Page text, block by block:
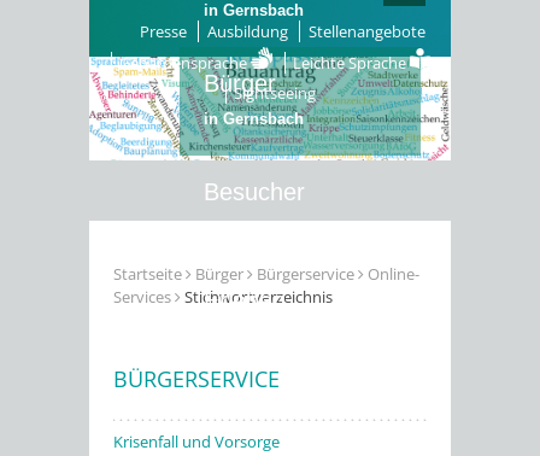
Presse Ausbildung
Stellenangebote
Gebärdensprache
Leichte Sprache
Sightseeing
in Gernsbach
Bürger
in Gernsbach
Besucher
Erleben
Startseite Bürger Bürgerservice
Online-
Services
Stichwortverzeichnis
BÜRGERSERVICE
Krisenfall und Vorsorge